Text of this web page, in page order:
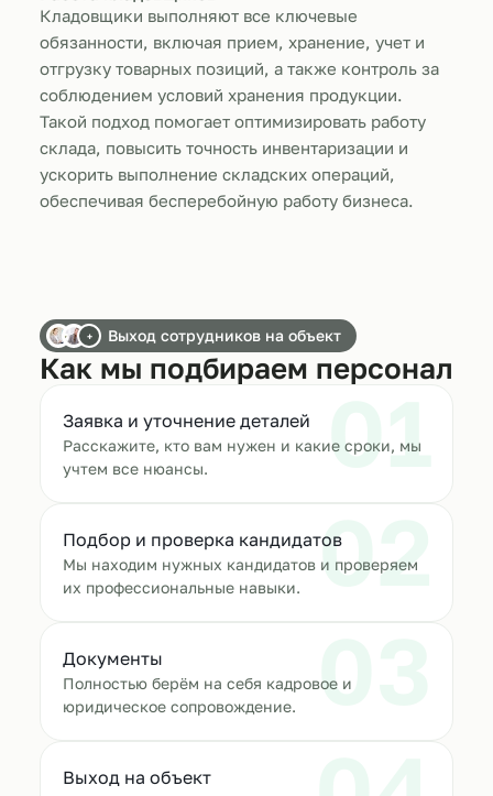
Кладовщики выполняют все ключевые
обязанности, включая прием, хранение, учет и
отгрузку товарных позиций, а также контроль за
соблюдением условий хранения продукции.
Такой подход помогает оптимизировать работу
склада, повысить точность инвентаризации и
ускорить выполнение складских операций,
обеспечивая бесперебойную работу бизнеса.
+ Выход сотрудников на объект
Как мы подбираем персонал
01
Заявка и уточнение деталей
Расскажите, кто вам нужен и какие сроки, мы
учтем все нюансы.
02
Подбор и проверка кандидатов
Мы находим нужных кандидатов и проверяем
их профессиональные навыки.
03
Документы
Полностью берём на себя кадровое и
юридическое сопровождение.
Выход на объект